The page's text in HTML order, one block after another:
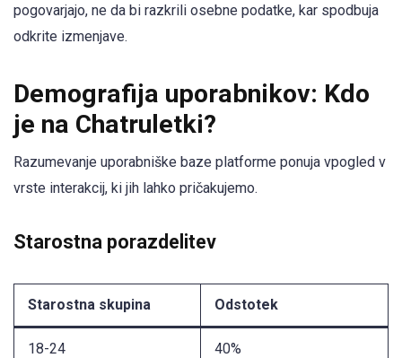
pogovarjajo, ne da bi razkrili osebne podatke, kar spodbuja
odkrite izmenjave.
Demografija uporabnikov: Kdo
je na Chatruletki?
Razumevanje uporabniške baze platforme ponuja vpogled v
vrste interakcij, ki jih lahko pričakujemo.
Starostna porazdelitev
Starostna skupina Odstotek
18-24 40%